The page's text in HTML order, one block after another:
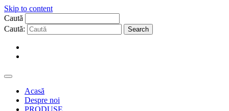
Skip to content
Caută
Caută:
Acasă
Despre noi
PRODUSE